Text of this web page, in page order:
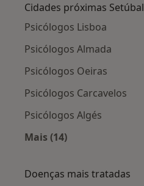
Cidades próximas Setúbal
Psicólogos Lisboa
Psicólogos Almada
Psicólogos Oeiras
Psicólogos Carcavelos
Psicólogos Algés
Mais (14)
Doenças mais tratadas